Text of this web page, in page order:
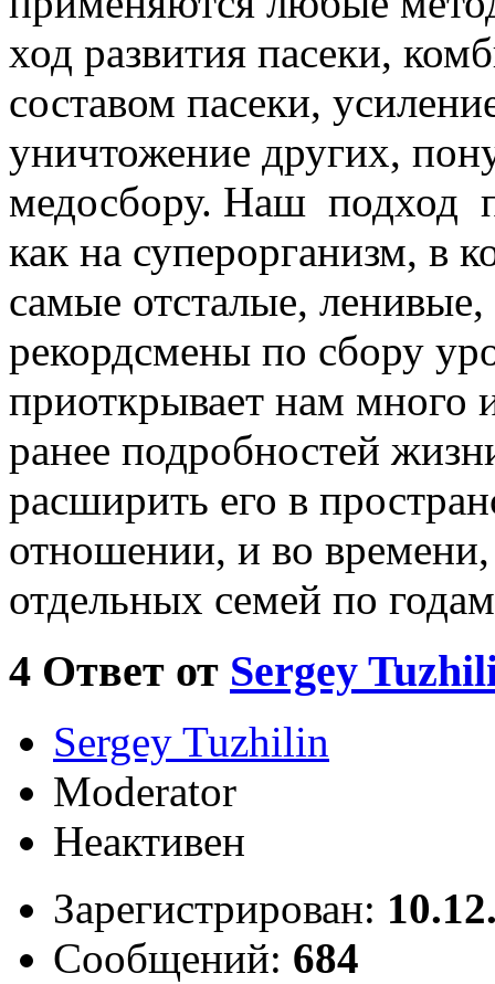
ход развития пасеки,
составом пасеки,
уничтожение других,
медосбору. Наш подход
как на суперорганизм, в
самые отсталые,
рекордсмены по сбору
приоткрывает нам много
ранее подробностей
расширить его в
отношении, и во
отдельных семей по
4 Ответ от Sergey
Sergey Tuzhilin
Moderator
Неактивен
Зарегистрирован:
Сообщений: 684